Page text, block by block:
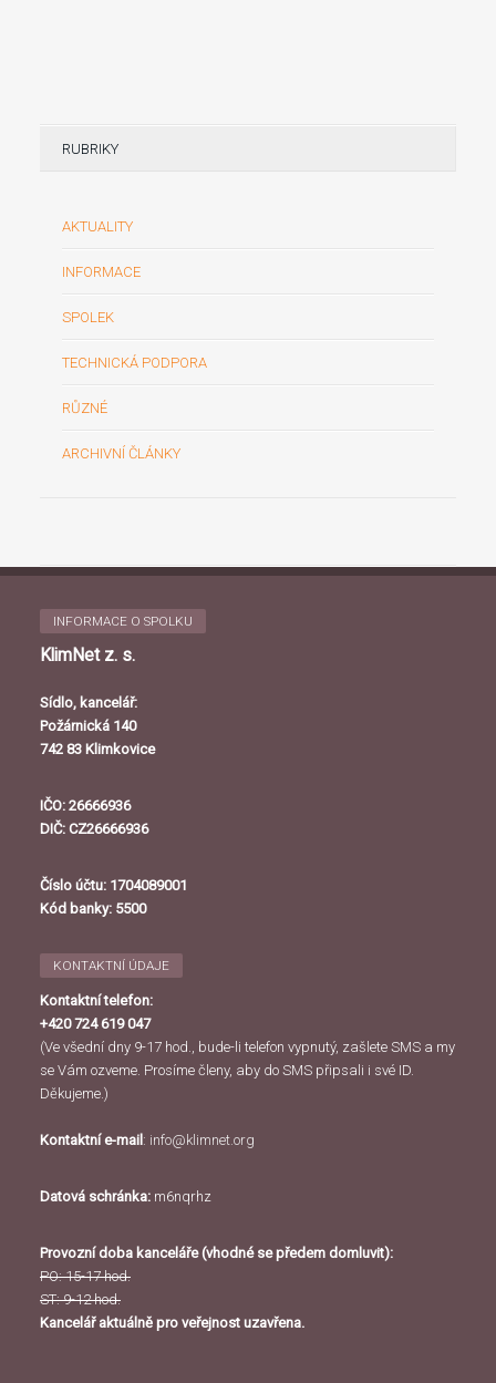
RUBRIKY
AKTUALITY
INFORMACE
SPOLEK
TECHNICKÁ PODPORA
RŮZNÉ
ARCHIVNÍ ČLÁNKY
INFORMACE O SPOLKU
KlimNet z. s.
Sídlo, kancelář:
Požárnická 140
742 83 Klimkovice
IČO: 26666936
DIČ: CZ26666936
Číslo účtu: 1704089001
Kód banky: 5500
KONTAKTNÍ ÚDAJE
Kontaktní telefon:
+420 724 619 047
(Ve všední dny 9-17 hod., bude-li telefon vypnutý, zašlete SMS a my
se Vám ozveme. Prosíme členy, aby do SMS připsali i své ID.
Děkujeme.)
Kontaktní e-mail : info@klimnet.org
Datová schránka: m6nqrhz
Provozní doba kanceláře (vhodné se předem domluvit):
PO: 15-17 hod.
ST: 9-12 hod.
Kancelář aktuálně pro veřejnost uzavřena.